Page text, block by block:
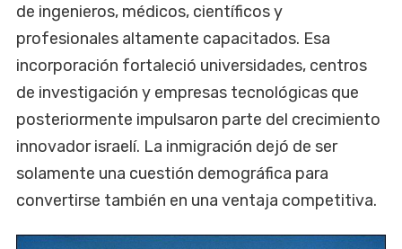
de ingenieros, médicos, científicos y
profesionales altamente capacitados. Esa
incorporación fortaleció universidades, centros
de investigación y empresas tecnológicas que
posteriormente impulsaron parte del crecimiento
innovador israelí. La inmigración dejó de ser
solamente una cuestión demográfica para
convertirse también en una ventaja competitiva.